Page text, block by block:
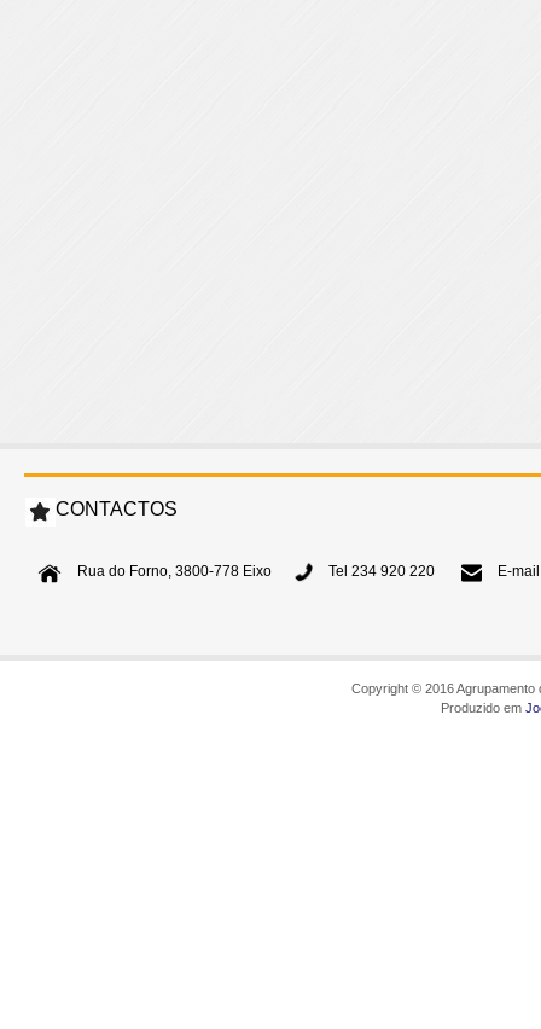
CONTACTOS
Rua do Forno, 3800-778 Eixo Tel 234 920 220 E-
Copyright © 2016
Produzido em